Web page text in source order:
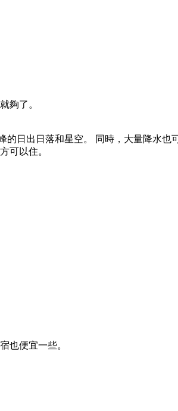
夠了。
日出日落和星空。 同時，大量降水也
可以住。
也便宜一些。